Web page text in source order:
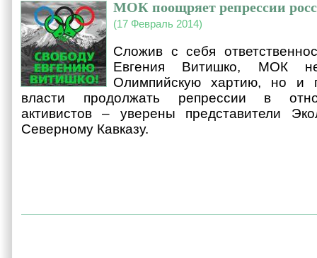
МОК поощряет репрессии
(17 Февраль 2014)
Сложив с себя
Евгения Витишко, МОК
Олимпийскую хартию, но и
власти продолжать репрессии в
активистов – уверены представители
Северному Кавказу.